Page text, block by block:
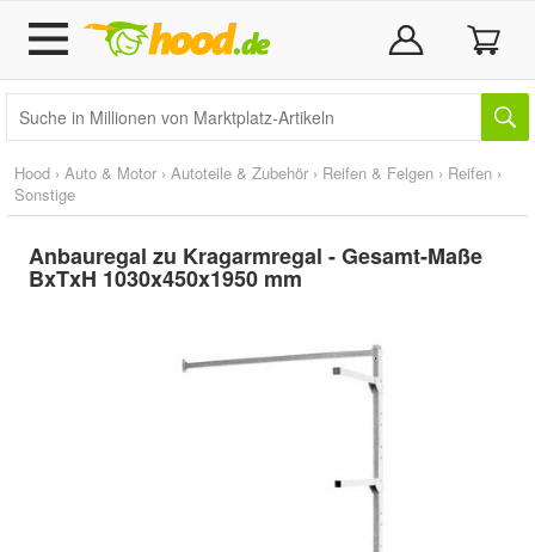
Hood › Auto & Motor › Autoteile & Zubehör › Reifen & Felgen › Reifen ›
Sonstige
Anbauregal zu Kragarmregal - Gesamt-Maße
BxTxH 1030x450x1950 mm